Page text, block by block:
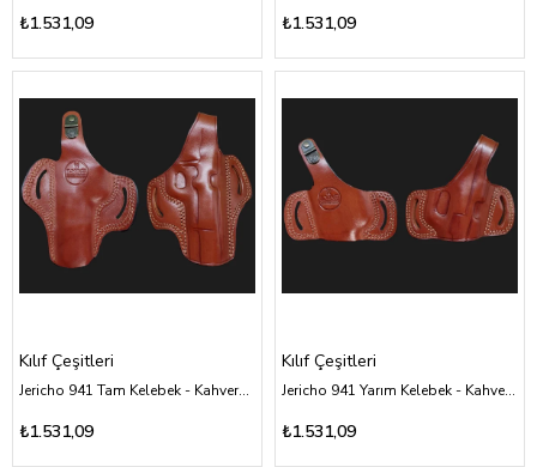
₺1.531,09 ₺1.531,09
Kılıf Çeşitleri
Jericho 941 Tam Kelebek - Kahverengi Deri Kılıf Çeşitleri
₺1.531,09
Kılıf Çeşitleri
Jericho 941 Yarım Kelebek - Kahverengi Deri Kılıf Çeşitleri
₺1.531,09